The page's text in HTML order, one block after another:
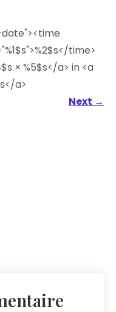
time>
× %5$s</a> in <a
a>
Next →